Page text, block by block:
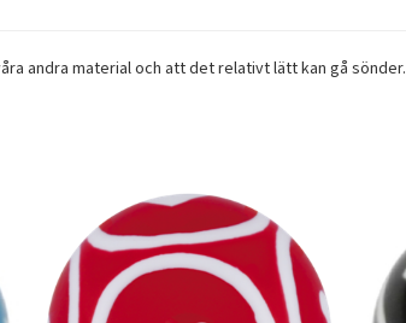
andra material och att det relativt lätt kan gå sönder.